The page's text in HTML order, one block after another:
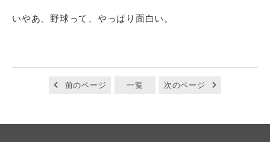
いやあ、野球って、やっぱり面白い。
前のページ 一覧 次のページ